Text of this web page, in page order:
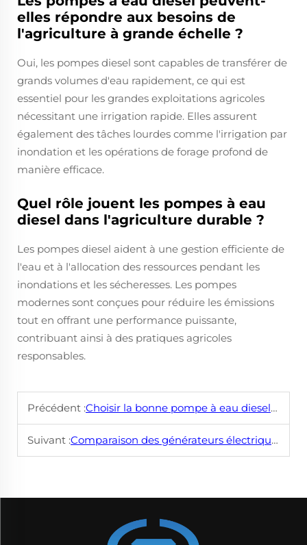
elles répondre aux besoins de
l'agriculture à grande échelle ?
Oui, les pompes diesel sont capables de transférer de
grands volumes d'eau rapidement, ce qui est
essentiel pour les grandes exploitations agricoles
nécessitant une irrigation rapide. Elles assurent
également des tâches lourdes comme l'irrigation par
inondation et les opérations de forage profond de
manière efficace.
Quel rôle jouent les pompes à eau
diesel dans l'agriculture durable ?
Les pompes diesel aident à une gestion efficiente de
l'eau et à l'allocation des ressources pendant les
inondations et les sécheresses. Les pompes
modernes sont conçues pour réduire les émissions
tout en offrant une performance puissante,
contribuant ainsi à des pratiques agricoles
responsables.
Précédent :Choisir la bonne pompe à eau diesel pour vos besoins
Suivant :Comparaison des générateurs électriques : options au diesel, au gaz et électriques